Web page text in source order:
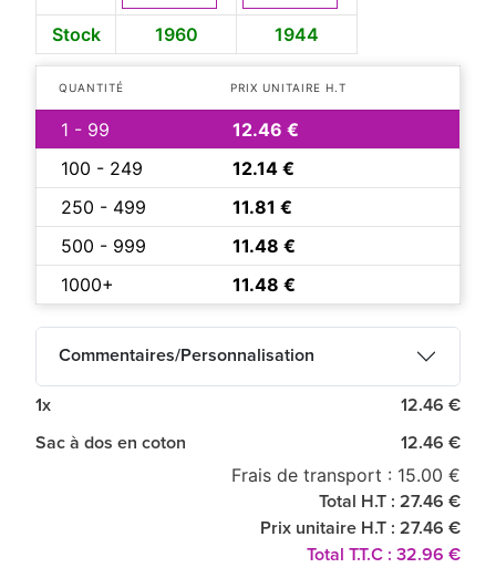
Stock 1960 1944
QUANTITÉ PRIX UNITAIRE H.T
1 - 99
12.46 €
100 - 249
12.14 €
250 - 499
11.81 €
500 - 999
11.48 €
1000+
11.48 €
Commentaires/Personnalisation
1x 12.46 €
Sac à dos en coton 12.46 €
Frais de transport : 15.00 €
Total H.T : 27.46 €
Prix unitaire H.T : 27.46 €
Total T.T.C : 32.96 €